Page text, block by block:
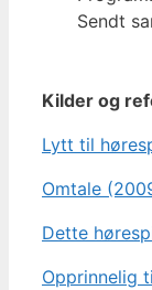
Sendt
Kilder og
Lytt til
Omtale
Dette
Opprinnelig